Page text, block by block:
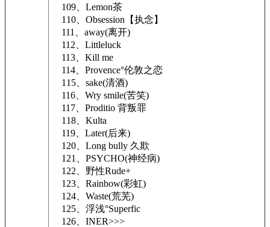
109、Lemon茶
110、Obsession【执念】
111、away(离开)
112、Littleluck
113、Kill me
114、Provence°伦敦之恋
115、sake(清酒)
116、Wry smile(苦笑)
117、Proditio 背叛罪
118、Kulta
119、Later(后来)
120、Long bully 久欺
121、PSYCHO(神经病)
122、野性Rude+
123、Rainbow(彩虹)
124、Waste(荒芜)
125、浮浅°Superfic
126、INER>>>